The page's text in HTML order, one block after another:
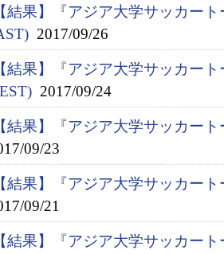
【結果】『アジア大学サッカー
2017/09/26
【結果】『アジア大学サッカー
2017/09/24
【結果】『アジア大学サッカー
09/23
【結果】『アジア大学サッカー
09/21
【結果】『アジア大学サッカー